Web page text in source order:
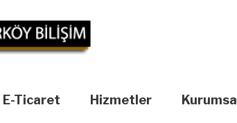
E-Ticaret Hizmetler Kurumsal